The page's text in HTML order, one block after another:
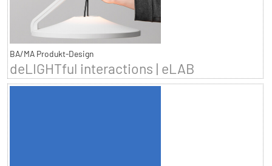
BA/MA Produkt-Design
deLIGHTful interactions | eLAB